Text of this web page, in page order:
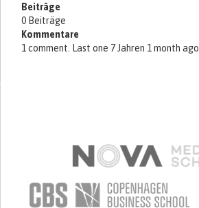
Beiträge
0 Beiträge
Kommentare
1 comment. Last one 7 Jahren 1 month ago.